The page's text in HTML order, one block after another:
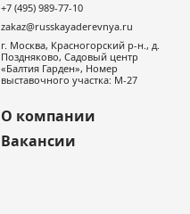
+7 (495) 989-77-10
zakaz@russkayaderevnya.ru
г. Москва, Красногорский р-н., д.
Поздняково, Садовый центр
«Балтия Гарден», Номер
выставочного участка: М-27
О компании
Вакансии